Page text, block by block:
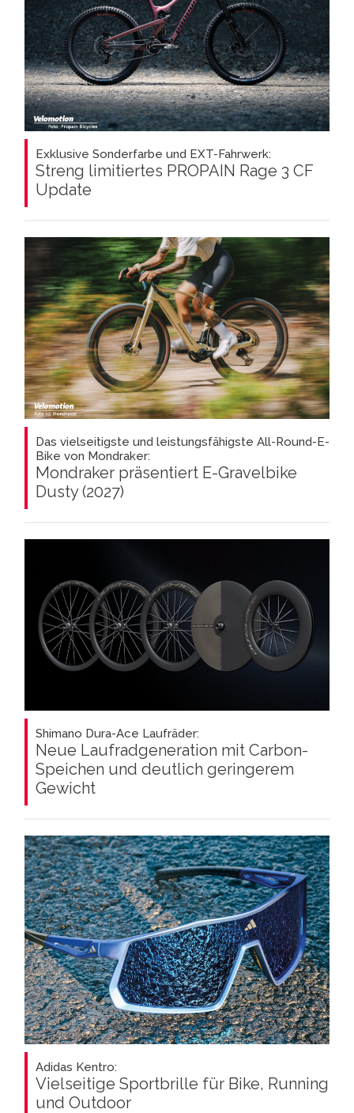
Exklusive Sonderfarbe und EXT-Fahrwerk:
Streng limitiertes PROPAIN Rage 3 CF
Update
Das vielseitigste und leistungsfähigste All-Round-E-
Bike von Mondraker:
Mondraker präsentiert E-Gravelbike
Dusty (2027)
Shimano Dura-Ace Laufräder:
Neue Laufradgeneration mit Carbon-
Speichen und deutlich geringerem
Gewicht
Adidas Kentro:
Vielseitige Sportbrille für Bike, Running
und Outdoor